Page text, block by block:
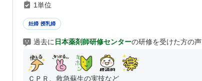
1単位
妊婦 授乳婦
過去に 日本薬剤師研修センターの研修を受けた方の声
ＣＰＲ、救急蘇生の実技など